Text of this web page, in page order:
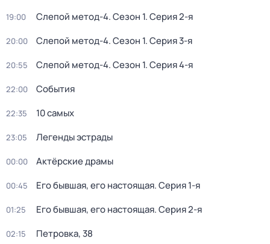
19:00 Слепой метод-4. Сезон 1. Серия 2-я
20:00 Слепой метод-4. Сезон 1. Серия 3-я
20:55 Слепой метод-4. Сезон 1. Серия 4-я
22:00 События
22:35 10 самых
23:05 Легенды эстрады
00:00 Актёрские драмы
00:45 Его бывшая, его настоящая. Серия 1-я
01:25 Его бывшая, его настоящая. Серия 2-я
02:15 Петровка, 38